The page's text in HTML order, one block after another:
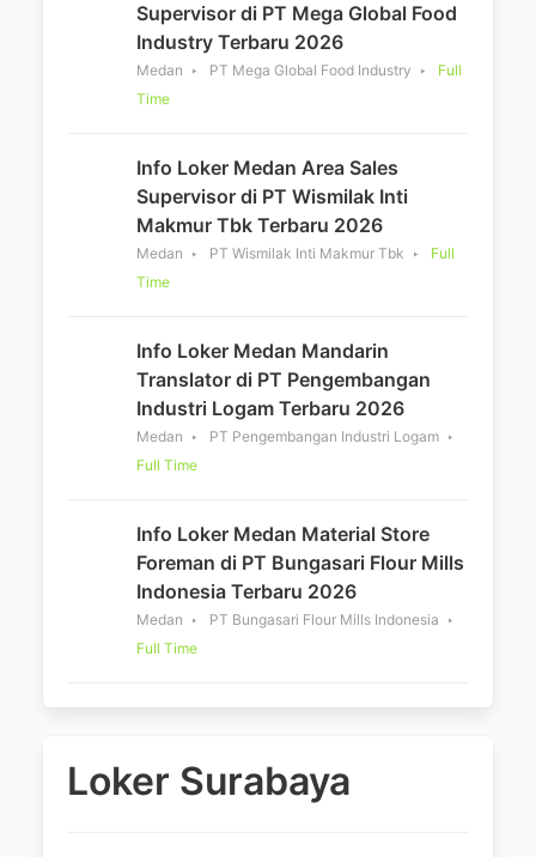
Supervisor di PT Mega Global Food
Industry Terbaru 2026
Medan PT Mega Global Food Industry
Full
Time
Info Loker Medan Area Sales
Supervisor di PT Wismilak Inti
Makmur Tbk Terbaru 2026
Medan PT Wismilak Inti Makmur Tbk
Full
Time
Info Loker Medan Mandarin
Translator di PT Pengembangan
Industri Logam Terbaru 2026
Medan
PT Pengembangan Industri Logam
Full Time
Info Loker Medan Material Store
Foreman di PT Bungasari Flour Mills
Indonesia Terbaru 2026
Medan
PT Bungasari Flour Mills Indonesia
Full Time
Loker Surabaya